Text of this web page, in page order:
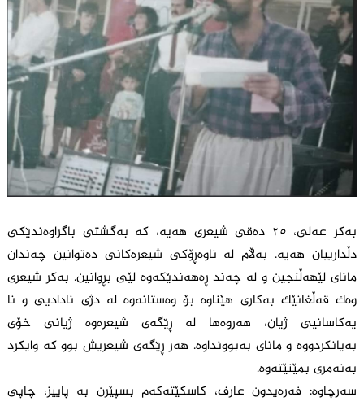
بەکر عەلی، ٢٥ دەقی شیعری هەیە، کە بەگشتی باگراوەندێکی
دڵدارییان هەیە. بەڵام لە ناوەڕۆکی شیعرەکانی دەتوانین چەندان
مانای لێهەڵنجین و لە چەند ڕەهەندێکەوە لێی بڕوانین. بەکر شیعری
وەک قەڵغانێک بەکاری هێناوە بۆ وەستانەوە لە دژی نادادیی و نا
یەکاسانیی ژیان، هەروەها لە ڕێگەی شیعرەوە ژیانی خۆی
بەیانکردووە و مانای بەبوونداوە. هەر ڕێگەی شیعریش بوو کە وایکرد
بەنەمری بمێنێتەوە.
سەرچاوە:فەرەیدون عارف، کاسکێتەکەم بسپێرن بە پاییز، چاپی